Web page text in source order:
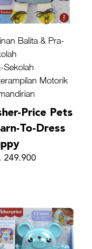
Balita & Pra-
Sekolah
Motorik
Price Pets
To-Dress
249.900